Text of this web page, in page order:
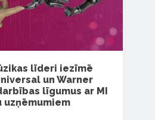
līderi iezīmē
un Warner
līgumus ar MI
uzņēmumiem